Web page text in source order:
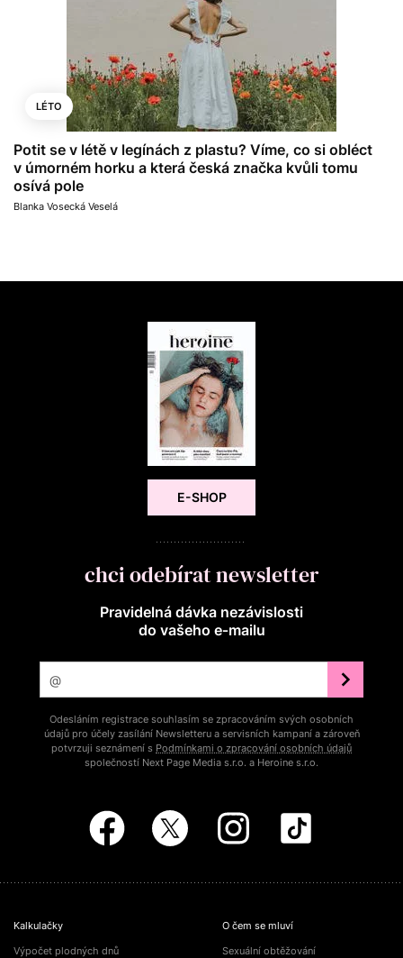
LÉTO
Potit se v létě v legínách z plastu? Víme, co si obléct
v úmorném horku a která česká značka kvůli tomu
osívá pole
Blanka Vosecká Veselá
E-SHOP
chci odebírat newsletter
Pravidelná dávka nezávislosti
do vašeho e‑mailu
Odesláním registrace souhlasím se zpracováním svých osobních
údajů pro účely zasílání Newsletteru a servisních kampaní a zároveň
potvrzuji seznámení s Podmínkami o zpracování osobních údajů
společností Next Page Media s.r.o. a Heroine s.r.o.
Kalkulačky
Výpočet plodných dnů
O čem se mluví
Sexuální obtěžování